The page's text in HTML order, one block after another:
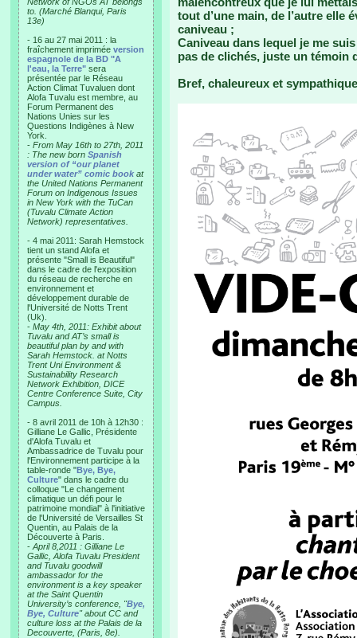
to. (Marché Blanqui, Paris
13e)
- 16 au 27 mai 2011 : la
fraîchement imprimée version
espagnole de la BD "A
l'eau, la Terre" sera
présentée par le Réseau
Action Climat Tuvaluen dont
Alofa Tuvalu est membre, au
Forum Permanent des
Nations Unies sur les
Questions Indigènes à New
York.
- From May 16th to 27th, 2011
: The new born Spanish
version of “our planet
under water” comic book at
the United Nations Permanent
Forum on Indigenous Issues
in New York with the TuCan
(Tuvalu Climate Action
Network) representatives.
- 4 mai 2011: Sarah Hemstock
tient un stand Alofa et
présente "Small is Beautiful"
dans le cadre de l'exposition
du réseau de recherche en
environnement et
développement durable de
l'Université de Notts Trent
(Uk).
- May 4th, 2011: Exhibit about
Tuvalu and AT’s small is
beautiful plan by and with
Sarah Hemstock. at Notts
Trent Uni Environment &
Sustainability Research
Network Exhibition, DICE
Centre Conference Suite, City
Campus.
- 8 avril 2011 de 10h à 12h30 :
Gilliane Le Gallic, Présidente
d'Alofa Tuvalu et
Ambassadrice de Tuvalu pour
l'Environnement participe à la
table-ronde "Bye, Bye,
Culture" dans le cadre du
colloque "Le changement
climatique un défi pour le
patrimoine mondial" à l'initiative
de l'Université de Versailles St
Quentin, au Palais de la
Découverte à Paris.
- April 8,2011 : Gilliane Le
Gallic, Alofa Tuvalu President
and Tuvalu goodwill
ambassador for the
environment is a key speaker
at the Saint Quentin
University’s conference, "Bye,
Bye, Culture" about CC and
culture loss at the Palais de la
Decouverte, (Paris, 8e).
tout d’une main, de l’autre elle
caniveau ;
Caniveau dans lequel je me
pas de clichés, juste un
Bref, chaleureux et